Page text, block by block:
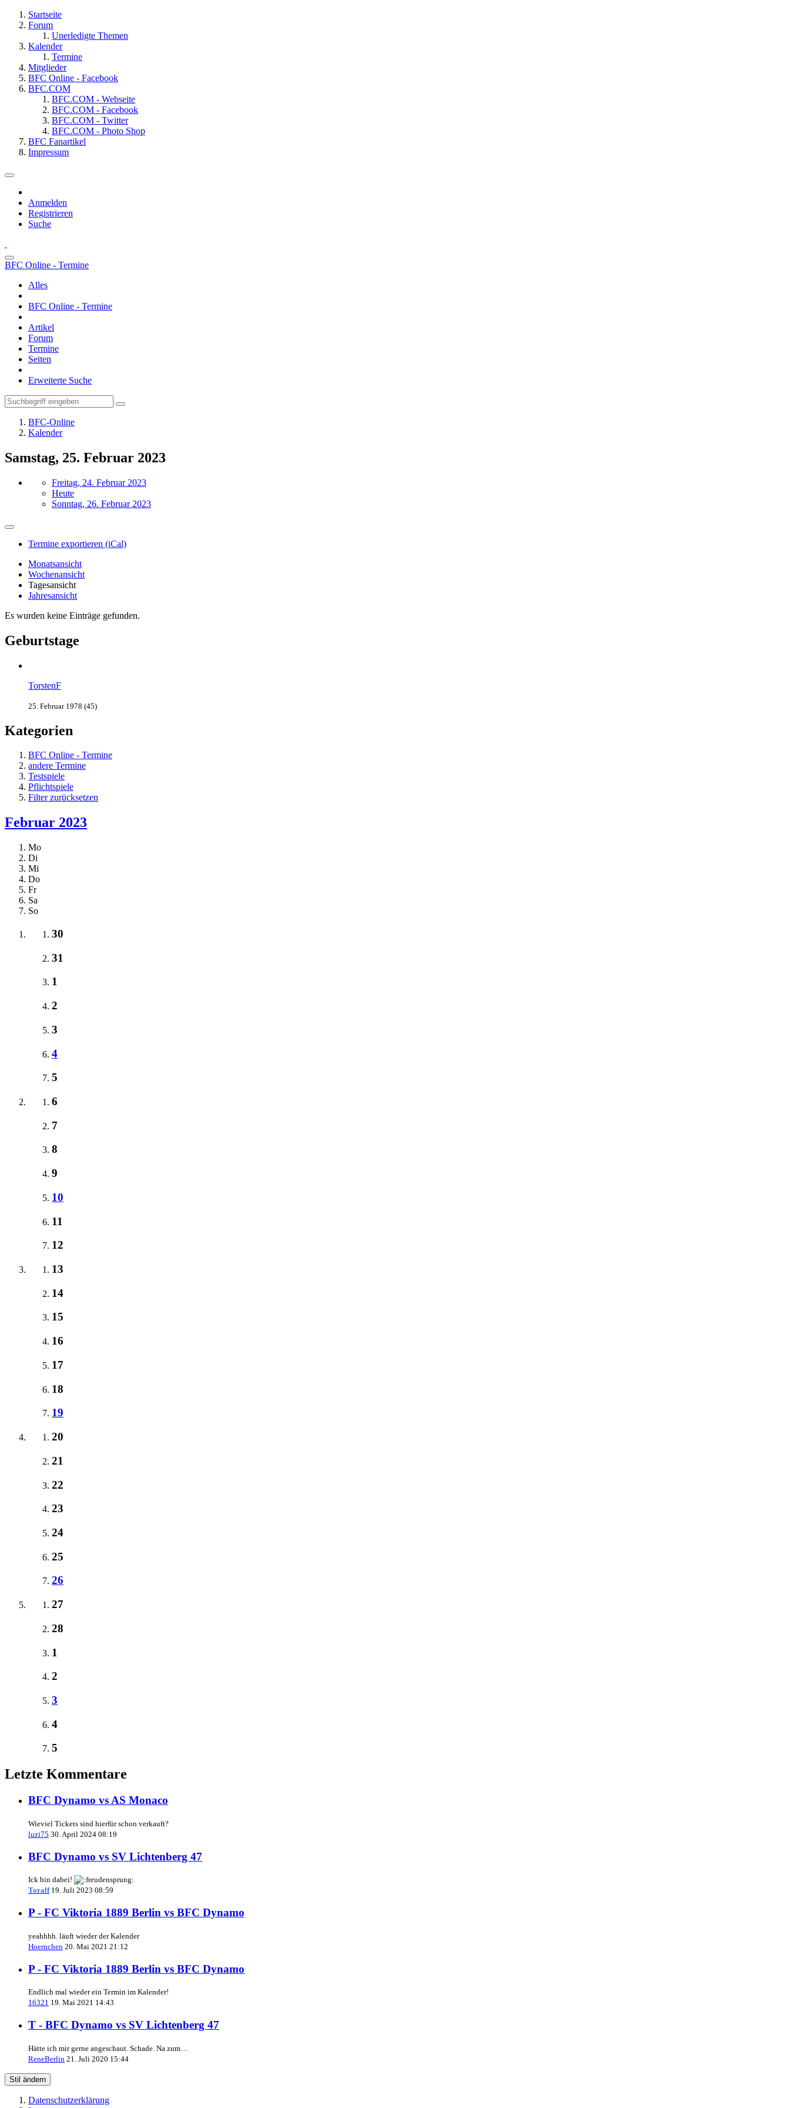
Startseite
Forum
Unerledigte Themen
Kalender
Termine
Mitglieder
BFC Online - Facebook
BFC.COM
BFC.COM - Webseite
BFC.COM - Facebook
BFC.COM - Twitter
BFC.COM - Photo Shop
BFC Fanartikel
Impressum
Anmelden
Registrieren
Suche
BFC Online - Termine
Alles
BFC Online - Termine
Artikel
Forum
Termine
Seiten
Erweiterte Suche
BFC-Online
Kalender
Samstag, 25. Februar 2023
Freitag, 24. Februar 2023
Heute
Sonntag, 26. Februar 2023
Termine exportieren (iCal)
Monatsansicht
Wochenansicht
Tagesansicht
Jahresansicht
Es wurden keine Einträge gefunden.
Geburtstage
TorstenF
25. Februar 1978 (45)
Kategorien
BFC Online - Termine
andere Termine
Testspiele
Pflichtspiele
Filter zurücksetzen
Februar 2023
Mo
Di
Mi
Do
Fr
Sa
So
30
31
1
2
3
4
5
6
7
8
9
10
11
12
13
14
15
16
17
18
19
20
21
22
23
24
25
26
27
28
1
2
3
4
5
Letzte Kommentare
BFC Dynamo vs AS Monaco
Wieviel Tickets sind hierfür schon verkauft?
luzi75 30. April 2024 08:19
BFC Dynamo vs SV Lichtenberg 47
Ick bin dabei!
Toralf 19. Juli 2023 08:59
P - FC Viktoria 1889 Berlin vs BFC Dynamo
yeahhhh. läuft wieder der Kalender
Hoernchen 20. Mai 2021 21:12
P - FC Viktoria 1889 Berlin vs BFC Dynamo
Endlich mal wieder ein Termin im Kalender!
16321 19. Mai 2021 14:43
T - BFC Dynamo vs SV Lichtenberg 47
Hätte ich mir gerne angeschaut. Schade. Na zum…
ReneBerlin 21. Juli 2020 15:44
Stil ändern
Datenschutzerklärung